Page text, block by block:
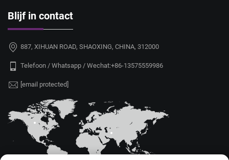
Blijf in contact
887, XIHUAN ROAD, SHAOXING, CHINA, 312000
Telefoon / Whatsapp / Wechat:+86-13575559986
[email protected]